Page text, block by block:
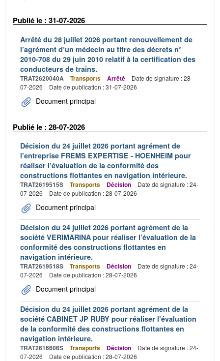
Publié le : 31-07-2026
Arrêté du 28 juillet 2026 portant renouvellement de
l’agrément d’un médecin au titre des décrets n°
2010-708 du 29 juin 2010 relatif à la certification des
conducteurs de trains.
TRAT2620040A Transports Arrêté
Date de signature : 28-
07-2026
Date de publication : 31-07-2026
Document principal
Publié le : 28-07-2026
Décision du 24 juillet 2026 portant agrément de
l’entreprise FREMS EXPERTISE - HOENHEIM pour
réaliser l’évaluation de la conformité des
constructions flottantes en navigation intérieure.
TRAT2619515S Transports Décision
Date de signature : 24-
07-2026
Date de publication : 28-07-2026
Document principal
Décision du 24 juillet 2026 portant agrément de la
société VERIMARINA pour réaliser l’évaluation de la
conformité des constructions flottantes en
navigation intérieure.
TRAT2619518S Transports Décision
Date de signature : 24-
07-2026
Date de publication : 28-07-2026
Document principal
Décision du 24 juillet 2026 portant agrément de la
société CABINET JP RUBY pour réaliser l’évaluation
de la conformité des constructions flottantes en
navigation intérieure.
TRAT2616606S Transports Décision
Date de signature : 24-
07-2026
Date de publication : 28-07-2026